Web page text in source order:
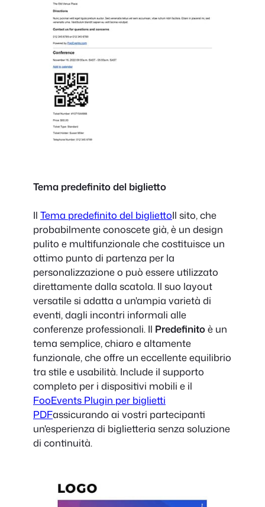
Tema predefinito del biglietto
Il Tema predefinito del bigliettoIl sito, che
probabilmente conoscete già, è un design
pulito e multifunzionale che costituisce un
ottimo punto di partenza per la
personalizzazione o può essere utilizzato
direttamente dalla scatola. Il suo layout
versatile si adatta a un'ampia varietà di
eventi, dagli incontri informali alle
conferenze professionali. Il Predefinitoè un
tema semplice, chiaro e altamente
funzionale, che offre un eccellente equilibrio
tra stile e usabilità. Include il supporto
completo per i dispositivi mobili e il
FooEvents Plugin per biglietti
PDFassicurando ai vostri partecipanti
un'esperienza di biglietteria senza soluzione
di continuità.